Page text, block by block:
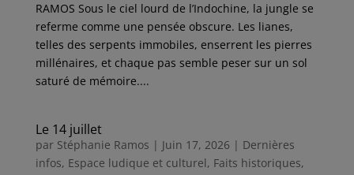
RAMOS Sous le ciel lourd de l’Indochine, la jungle se
referme comme une pensée obscure. Les lianes,
telles des serpents immobiles, enserrent les pierres
millénaires, et chaque pas semble peser sur un sol
saturé de mémoire....
Le 14 juillet
par Stéphanie Ramos | Juin 17, 2026 | Dernières
infos, Espace ludique et culturel, Faits historiques,